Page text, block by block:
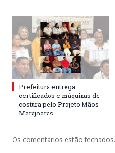
Prefeitura entrega
certificados e máquinas de
costura pelo Projeto Mãos
Marajoaras
Os comentários estão fechados.